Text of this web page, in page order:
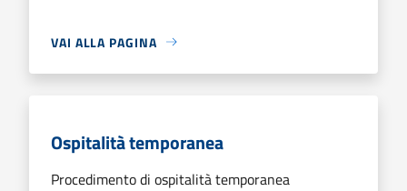
VAI ALLA PAGINA
Ospitalità temporanea
Procedimento di ospitalità temporanea